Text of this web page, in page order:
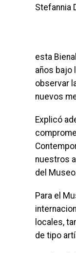
Stefannia
esta
años bajo
observar
nuevos
Explicó
nuestros
del
Para el
locales,
de tipo